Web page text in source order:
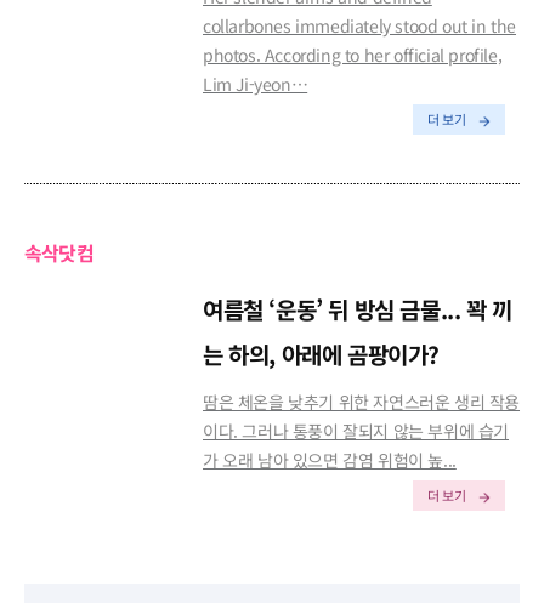
collarbones immediately stood out in the
photos. According to her official profile,
Lim Ji-yeon…
더 보기
속삭닷컴
여름철 ‘운동’ 뒤 방심 금물... 꽉 끼
는 하의, 아래에 곰팡이가?
땀은 체온을 낮추기 위한 자연스러운 생리 작용
이다. 그러나 통풍이 잘되지 않는 부위에 습기
가 오래 남아 있으면 감염 위험이 높...
더 보기